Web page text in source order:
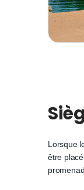
Lorsque
être